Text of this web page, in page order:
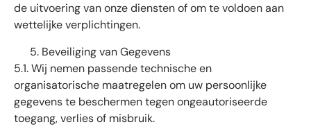
de uitvoering van onze diensten of om te voldoen aan
wettelijke verplichtingen.
Beveiliging van Gegevens
5.1. Wij nemen passende technische en
organisatorische maatregelen om uw persoonlijke
gegevens te beschermen tegen ongeautoriseerde
toegang, verlies of misbruik.